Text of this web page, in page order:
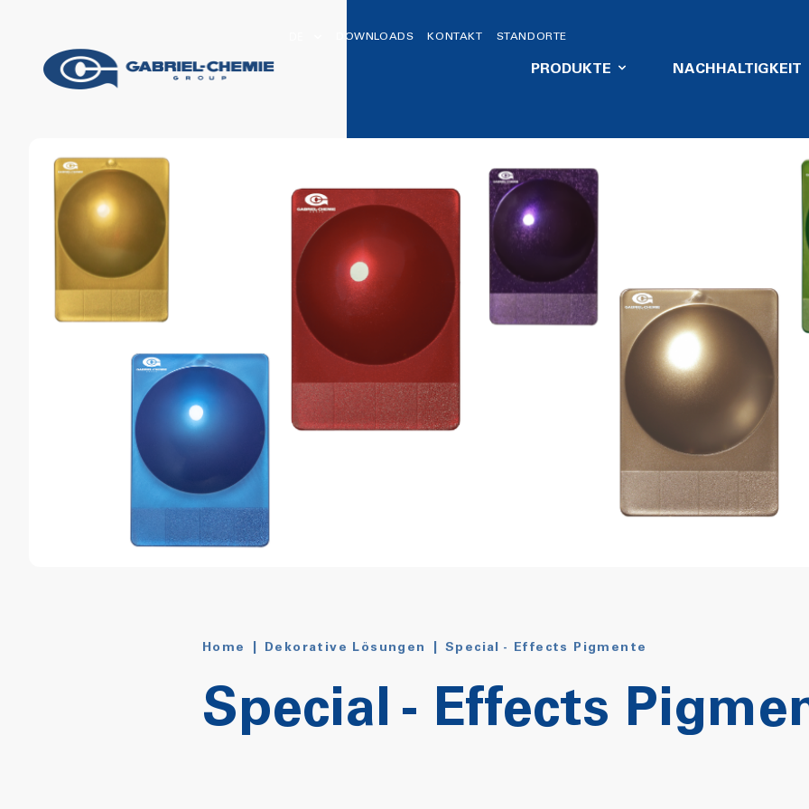
DOWNLOADS KONTAKT STANDORTE
PRODUKTE NACHHALTIGKEIT
Home Dekorative Lösungen Special - Effects Pigmente
Special - Effects